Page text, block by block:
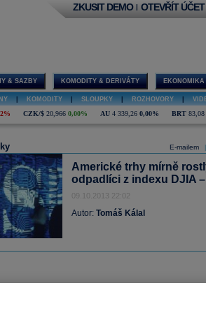
ZKUSIT DEMO | OTEVŘÍT ÚČET
& SAZBY KOMODITY & DERIVÁTY EKONOMIKA
KOMODITY SLOUPKY ROZHOVORY
CZK/$ 20,966 0,00% AU 4 339,26 0,00% BRT 83,08
E-mailem
Americké trhy mírně
odpadlíci z indexu DJIA
09.10.2013 22:02
Autor: Tomáš Kálal